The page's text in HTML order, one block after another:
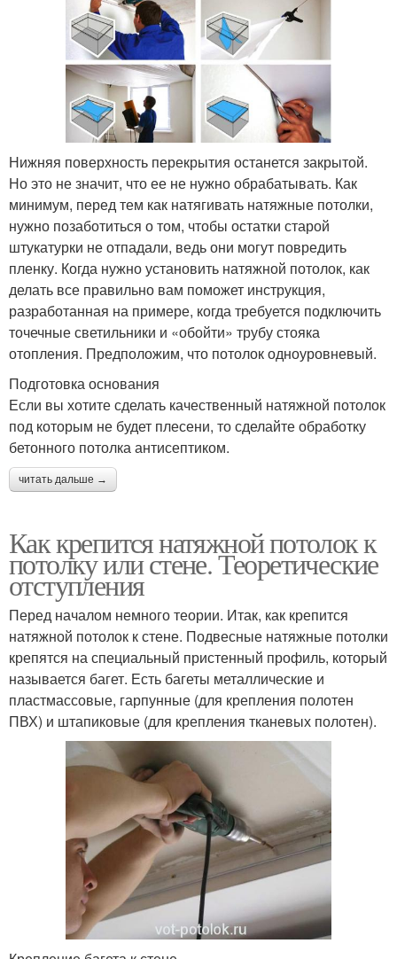
Нижняя поверхность перекрытия останется закрытой.
Но это не значит, что ее не нужно обрабатывать. Как
минимум, перед тем как натягивать натяжные потолки,
нужно позаботиться о том, чтобы остатки старой
штукатурки не отпадали, ведь они могут повредить
пленку. Когда нужно установить натяжной потолок, как
делать все правильно вам поможет инструкция,
разработанная на примере, когда требуется подключить
точечные светильники и «обойти» трубу стояка
отопления. Предположим, что потолок одноуровневый.
Подготовка основания
Если вы хотите сделать качественный натяжной потолок
под которым не будет плесени, то сделайте обработку
бетонного потолка антисептиком.
читать дальше →
Как крепится натяжной потолок к
потолку или стене. Теоретические
отступления
Перед началом немного теории. Итак, как крепится
натяжной потолок к стене. Подвесные натяжные потолки
крепятся на специальный пристенный профиль, который
называется багет. Есть багеты металлические и
пластмассовые, гарпунные (для крепления полотен
ПВХ) и штапиковые (для крепления тканевых полотен).